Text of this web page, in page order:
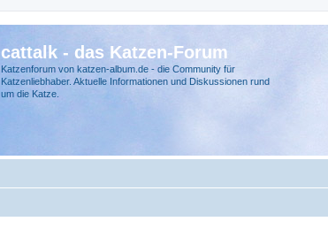
cattalk - das Katzen-Forum
Katzenforum von katzen-album.de - die Community für
Katzenliebhaber. Aktuelle Informationen und Diskussionen rund
um die Katze.